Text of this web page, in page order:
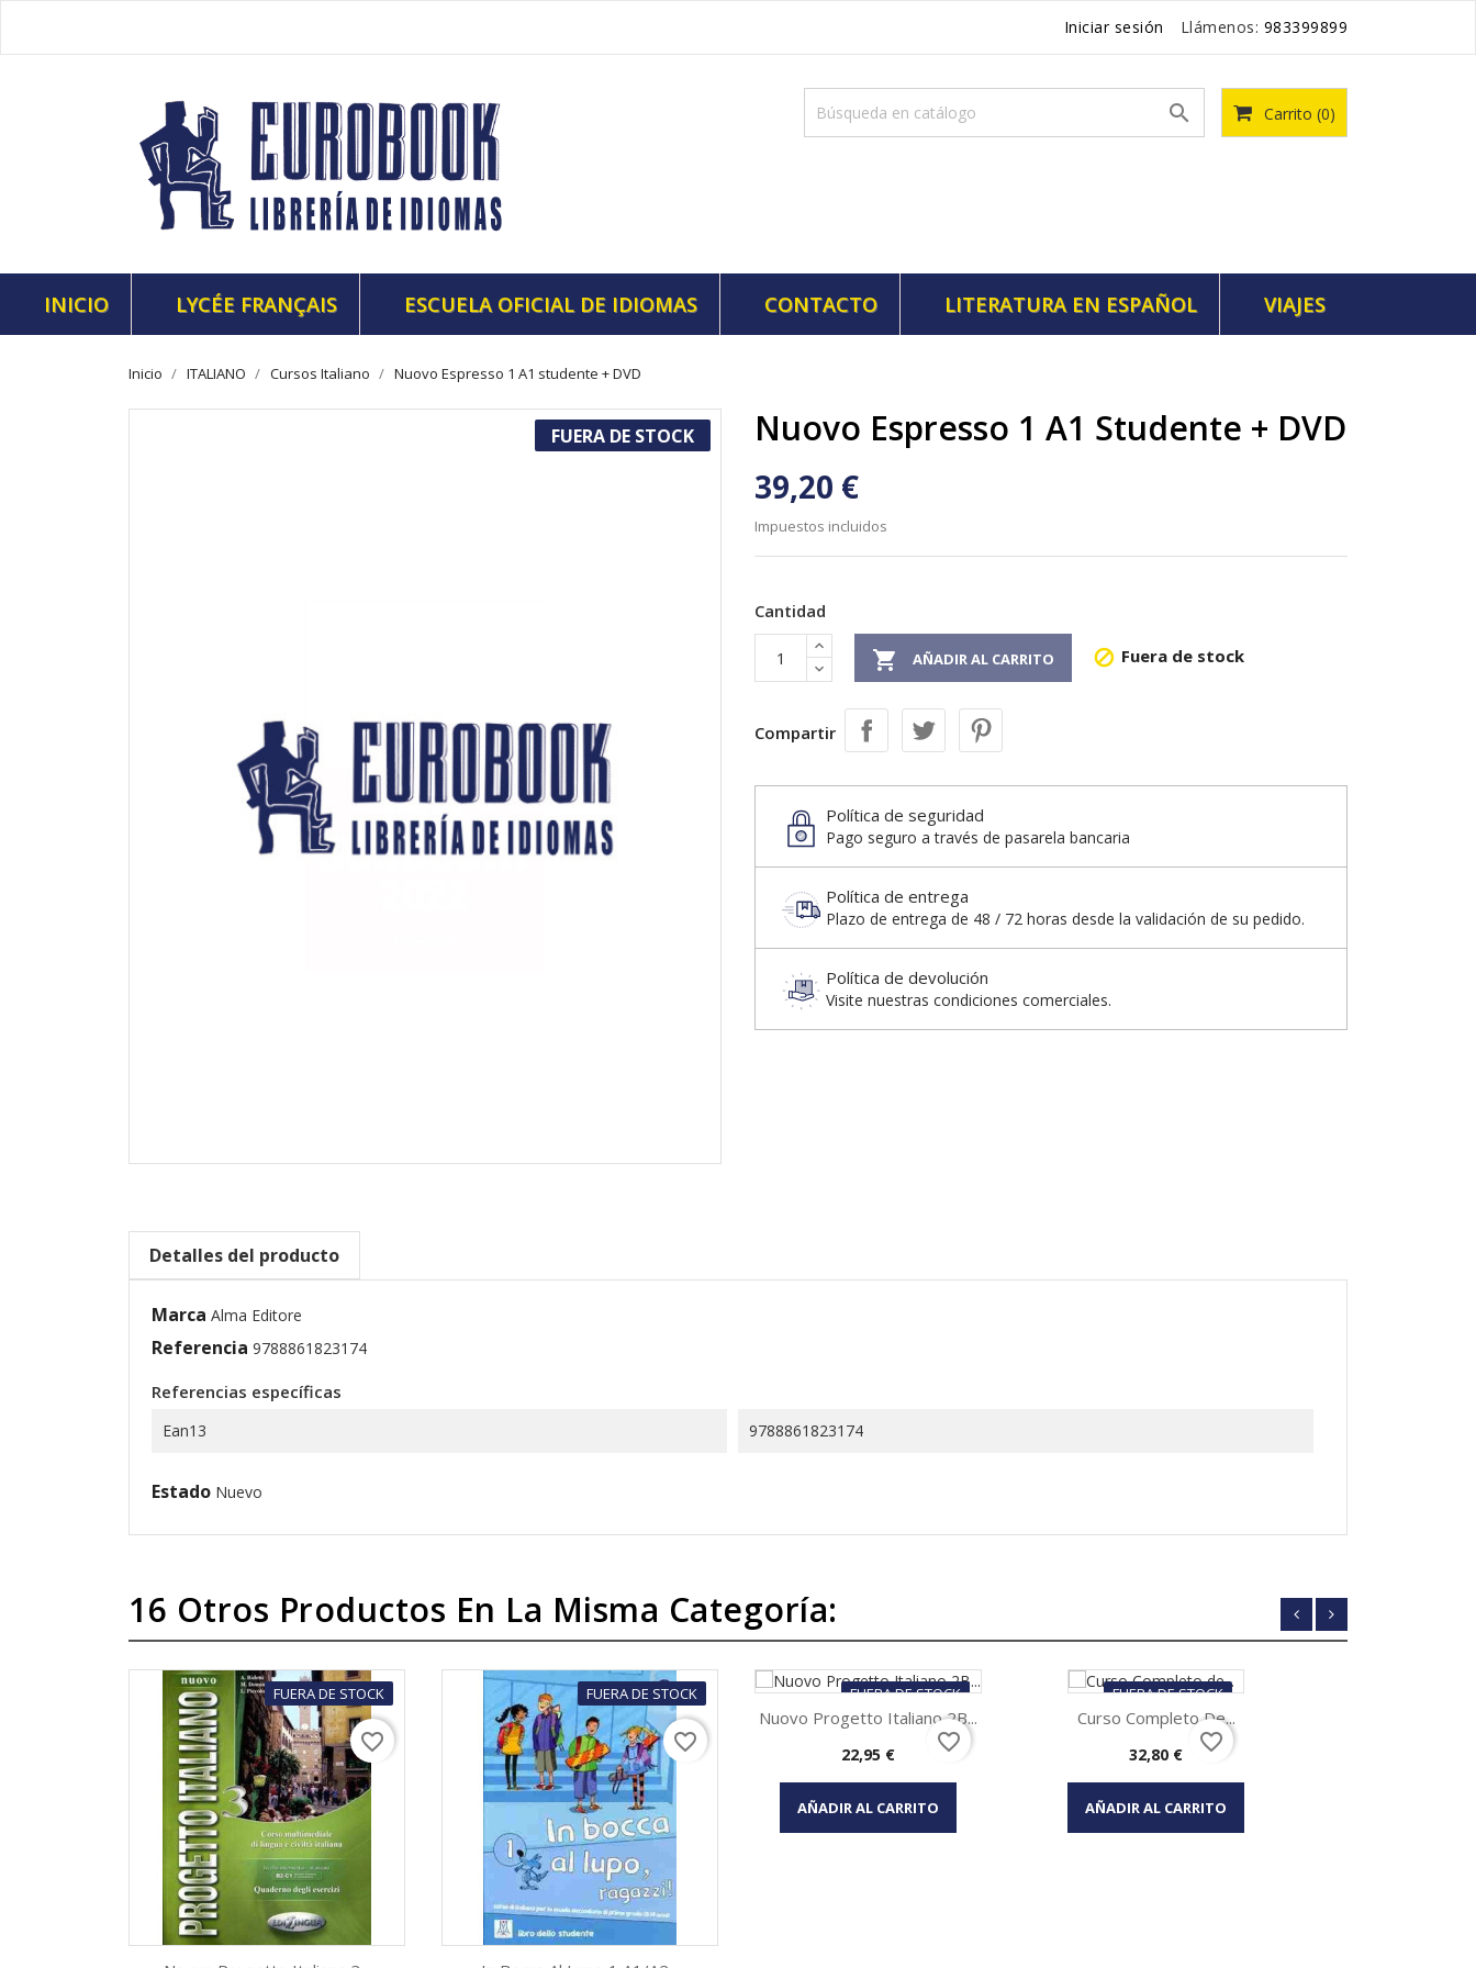
Iniciar sesión Llámenos: 983399899
Carrito (0)

INICIO LYCÉE FRANÇAIS ESCUELA OFICIAL DE IDIOMAS CONTACTO LITERATURA EN ESPAÑOL VIAJES
Inicio ITALIANO Cursos Italiano Nuovo Espresso 1 A1 studente + DVD
FUERA DE STOCK Nuovo Espresso 1 A1 Studente + DVD
39,20 €
Impuestos incluidos
Cantidad
 AÑADIR AL CARRITO  Fuera de stock
Compartir
Política de seguridad
Pago seguro a través de pasarela bancaria
Política de entrega
Plazo de entrega de 48 / 72 horas desde la validación de su pedido.
Política de devolución
Visite nuestras condiciones comerciales.
Detalles del producto
Marca Alma Editore
Referencia 9788861823174
Referencias específicas
Ean13 9788861823174
Estado Nuevo
16 Otros Productos En La Misma Categoría:
FUERA DE STOCK
favorite_border
FUERA DE STOCK
favorite_border
FUERA DE STOCK
Vista rápida
Nuovo Progetto Italiano 2B...
Precio
22,95 €
AÑADIR AL CARRITO
favorite_border
FUERA DE STOCK
Vista rápida
Curso Completo De...
Precio
32,80 €
AÑADIR AL CARRITO
favorite_border